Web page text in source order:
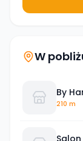
W
By
210 m